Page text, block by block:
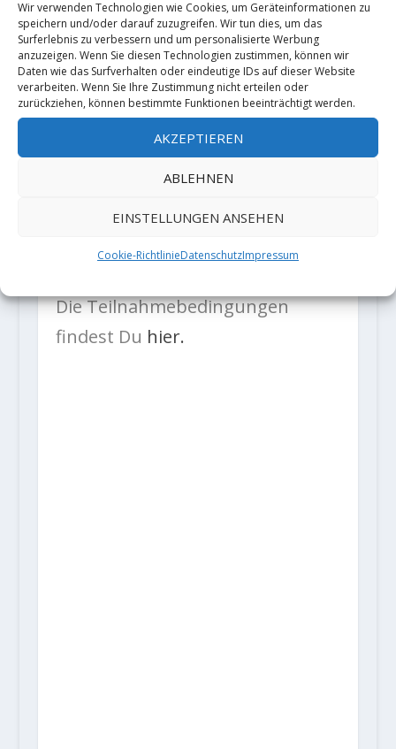
Wir verwenden Technologien wie Cookies, um Geräteinformationen zu
speichern und/oder darauf zuzugreifen. Wir tun dies, um das
Surferlebnis zu verbessern und um personalisierte Werbung
anzuzeigen. Wenn Sie diesen Technologien zustimmen, können wir
Daten wie das Surfverhalten oder eindeutige IDs auf dieser Website
verarbeiten. Wenn Sie Ihre Zustimmung nicht erteilen oder
zurückziehen, können bestimmte Funktionen beeinträchtigt werden.
AKZEPTIEREN
ABLEHNEN
EINSTELLUNGEN ANSEHEN
Cookie-RichtlinieDatenschutzImpressum
Übernachtungen im Explorer
Hotel Kitzbühel vom 29. Juni – 01.
Juli 2018 inkl. Guide und
Programm zum Thema
vollwertiges Multimountainsport-
Outfit von adidas TERREX mit den
neusten Trailrunningschuhen
aus der ZeroDye Kollektion!
Die Teilnahmebedingungen
findest Du hier.